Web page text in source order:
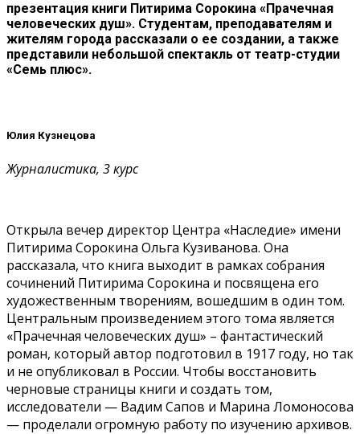
презентация книги Питирима Сорокина «Прачечная
человеческих душ». Студентам, преподавателям и
жителям города рассказали о ее создании, а также
представили небольшой спектакль от театр-студии
«Семь плюс».
Юлия Кузнецова
Журналистика, 3 курс
Открыла вечер директор Центра «Наследие» имени
Питирима Сорокина Ольга Кузиванова. Она
рассказала, что книга выходит в рамках собрания
сочинений Питирима Сорокина и посвящена его
художественным творениям, вошедшим в один том.
Центральным произведением этого тома является
«Прачечная человеческих душ» – фантастический
роман, который автор подготовил в 1917 году, но так
и не опубликовал в России. Чтобы восстановить
черновые страницы книги и создать том,
исследователи — Вадим Сапов и Марина Ломоносова
— проделали огромную работу по изучению архивов.